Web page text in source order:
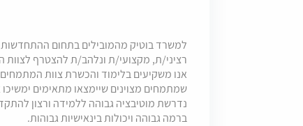
למשרד בוטיק מהמובילים בתחום ההתחדשות
רציני/ת, מקצועי/ת ונלהב/ת להצטרף לצוות
אנו משקיעים בלימוד והכשרת צוות
שמתמחים מצוינים שיימצאו מתאימים ימשיכו
נדרשת מוטיבציה גבוהה ללמידה ורצון
ברמה גבוהה ויכולות בינאישיות גבוהות.